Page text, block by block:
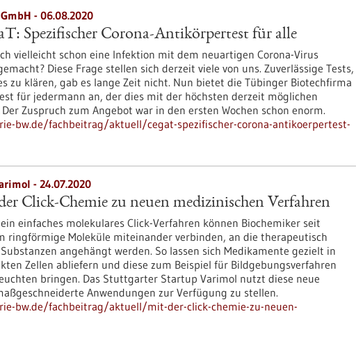
- 06.08.2020
Spezifischer Corona-Antikörpertest für alle
vielleicht schon eine Infektion mit dem neuartigen Corona-Virus
Diese Frage stellen sich derzeit viele von uns. Zuverlässige Tests,
zu klären, gab es lange Zeit nicht. Nun bietet die Tübinger Biotechfirma
für jedermann an, der dies mit der höchsten derzeit möglichen
Zuspruch zum Angebot war in den ersten Wochen schon enorm.
bw.de/fachbeitrag/aktuell/cegat-spezifischer-corona-antikoerpertest-
- 24.07.2020
Click-Chemie zu neuen medizinischen Verfahren
einfaches molekulares Click-Verfahren können Biochemiker seit
ringförmige Moleküle miteinander verbinden, an die therapeutisch
angehängt werden. So lassen sich Medikamente gezielt in
Zellen abliefern und diese zum Beispiel für Bildgebungsverfahren
bringen. Das Stuttgarter Startup Varimol nutzt diese neue
Anwendungen zur Verfügung zu stellen.
bw.de/fachbeitrag/aktuell/mit-der-click-chemie-zu-neuen-